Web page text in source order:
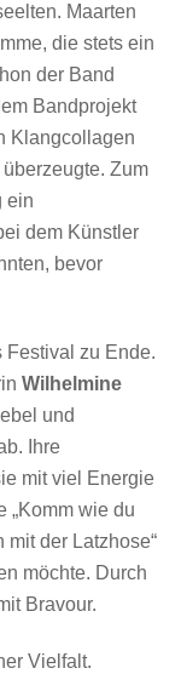
Maarten
die stets ein
der Band
Bandprojekt
Klangcollagen
Zum
ein
dem Künstler
bevor
Festival zu Ende.
Wilhelmine
und
Ihre
mit viel Energie
„Komm wie du
mit der Latzhose“
möchte. Durch
Bravour.
Vielfalt.